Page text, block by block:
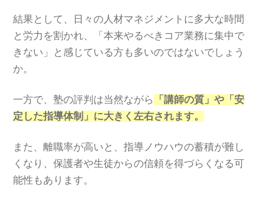
結果として、日々の人材マネジメントに多大な時間
と労力を割かれ、「本来やるべきコア業務に集中で
きない」と感じている方も多いのではないでしょう
か。
一方で、塾の評判は当然ながら
「講師の質」や「安
定した指導体制」に大きく左右されます。
また、離職率が高いと、指導ノウハウの蓄積が難し
くなり、保護者や生徒からの信頼を得づらくなる可
能性もあります。